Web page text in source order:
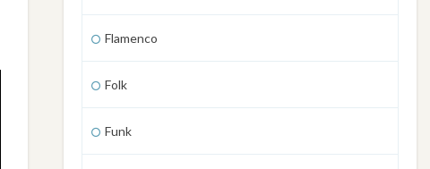
Flamenco
Folk
Funk